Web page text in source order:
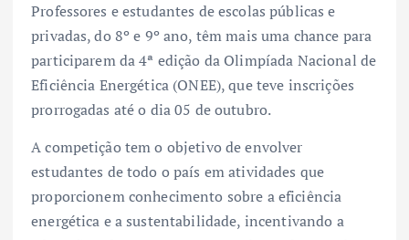
Professores e estudantes de escolas públicas e
privadas, do 8º e 9º ano, têm mais uma chance para
participarem da 4ª edição da Olimpíada Nacional de
Eficiência Energética (ONEE), que teve inscrições
prorrogadas até o dia 05 de outubro.
A competição tem o objetivo de envolver
estudantes de todo o país em atividades que
proporcionem conhecimento sobre a eficiência
energética e a sustentabilidade, incentivando a